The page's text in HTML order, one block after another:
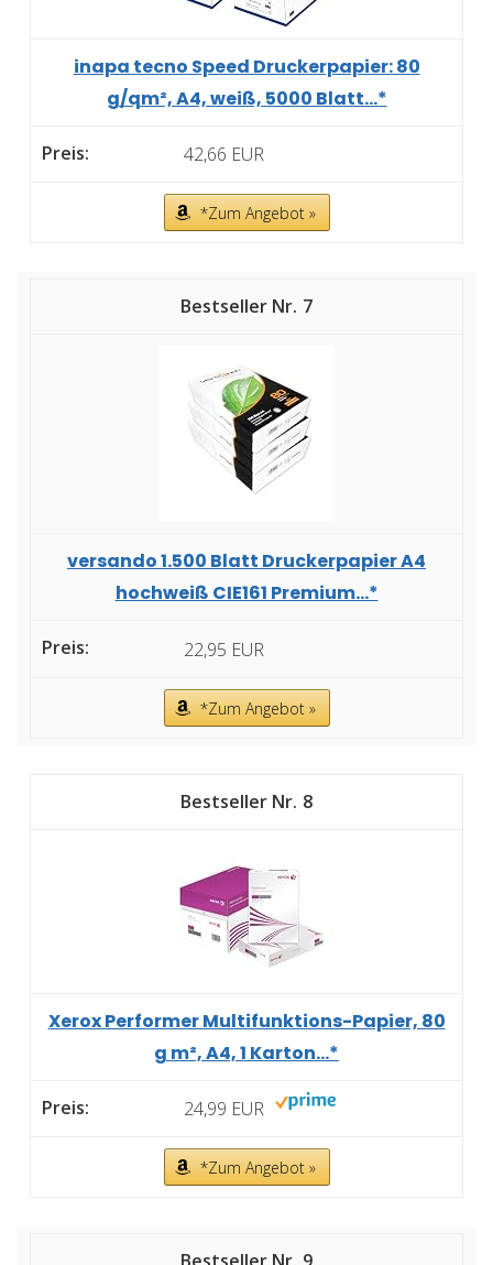
inapa tecno Speed Druckerpapier: 80
g/qm², A4, weiß, 5000 Blatt...*
42,66 EUR
*Zum Angebot »
7
versando 1.500 Blatt Druckerpapier A4
hochweiß CIE161 Premium...*
22,95 EUR
*Zum Angebot »
8
Xerox Performer Multifunktions-Papier, 80
g m², A4, 1 Karton...*
24,99 EUR
*Zum Angebot »